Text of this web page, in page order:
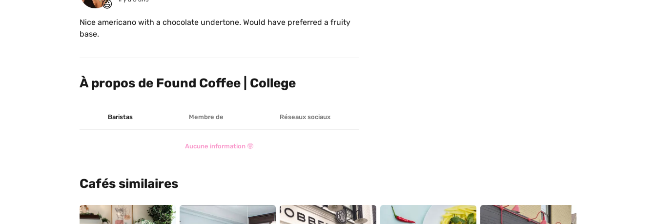
😃
Nice americano with a chocolate undertone. Would have preferred a fruity
À propos de Found Coffee | College
Baristas Membre de Réseaux sociaux
Aucune information 🤓
Cafés similaires